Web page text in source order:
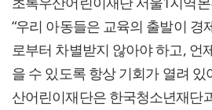
“우리 아동들은 교육의 출발이 경
로부터 차별받지 않아야 하고, 언
을 수 있도록 항상 기회가 열려 있
산어린이재단은 한국청소년재단